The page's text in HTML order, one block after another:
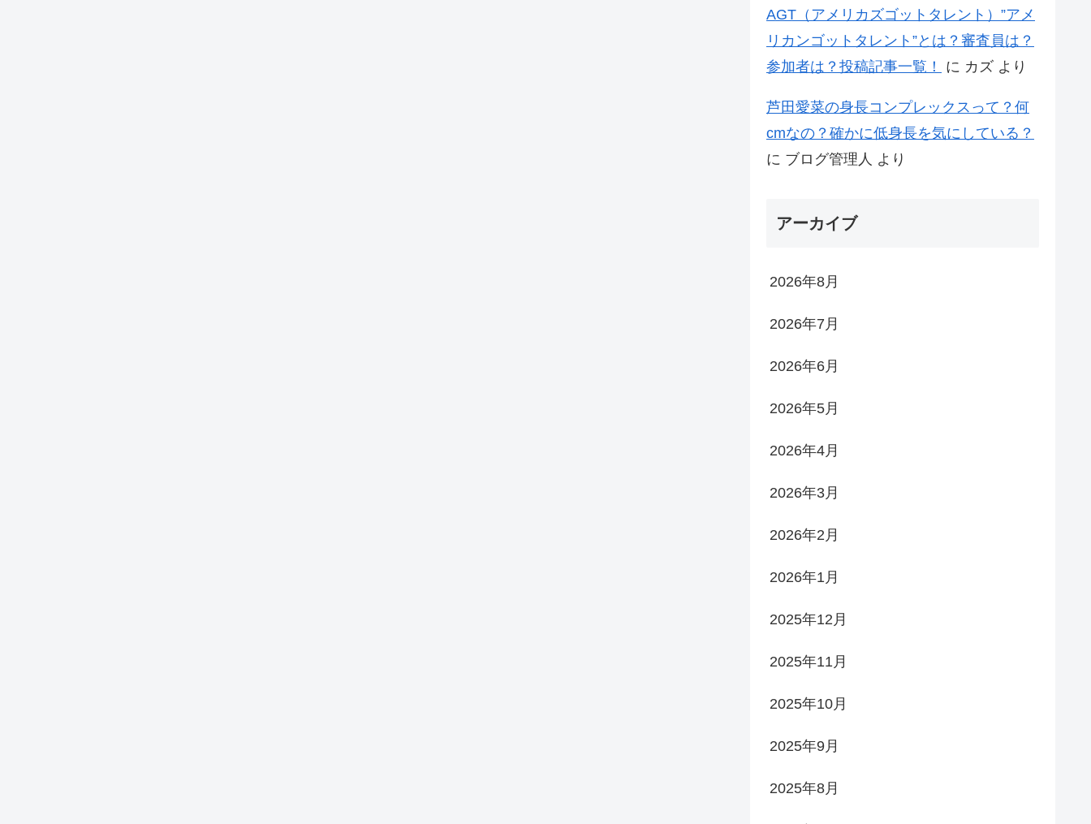
AGT（アメリカズゴットタレント）”アメ
リカンゴットタレント”とは？審査員は？
参加者は？投稿記事一覧！
に カズ より
芦田愛菜の身長コンプレックスって？何
cmなの？確かに低身長を気にしている？
に ブログ管理人 より
アーカイブ
2026年8月
2026年7月
2026年6月
2026年5月
2026年4月
2026年3月
2026年2月
2026年1月
2025年12月
2025年11月
2025年10月
2025年9月
2025年8月